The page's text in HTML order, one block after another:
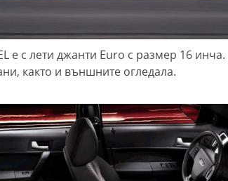
e с лети джанти Euro с размер 16
както и външните огледала.